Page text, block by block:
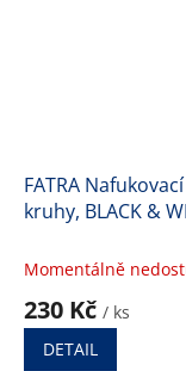
FATRA
kruhy, BLACK &
Momentálně
230 Kč / ks
DETAIL